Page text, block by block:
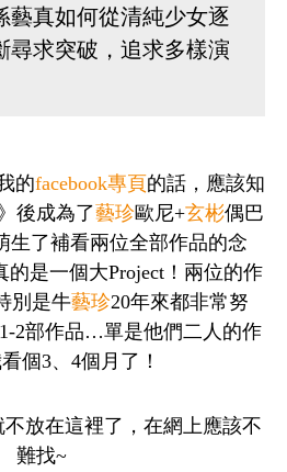
藝真如何從清純少女逐
尋求突破，追求多樣演
的facebook專頁的話，應該知
》後成為了藝珍歐尼+玄彬偶巴
生了補看兩位全部作品的念
是一個大Project！兩位的作
別是牛藝珍20年來都非常努
2部作品…單是他們二人的作
個3、4個月了！
放在這裡了，在網上應該不
難找~